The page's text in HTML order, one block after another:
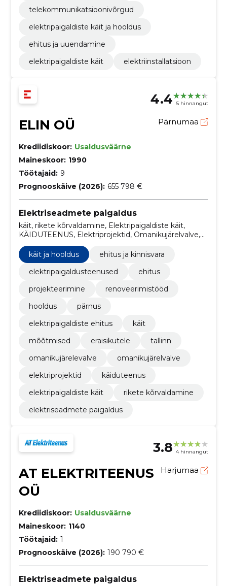
telekommunikatsioonivõrgud
elektripaigaldiste käit ja hooldus
ehitus ja uuendamine
elektripaigaldiste käit
elektriinstallatsioon
4.4 5 hinnangut
ELIN OÜ Pärnumaa
Krediidiskoor: Usaldusväärne
Maineskoor: 1990
Töötajaid: 9
Prognooskäive (2026): 655 798 €
Elektriseadmete paigaldus
käit, rikete kõrvaldamine, Elektripaigaldiste käit,
KÄIDUTEENUS, Elektriprojektid, Omanikujärelvalve,
Omanikujärelevalve, tallinn, eraisikutele, mõõtmised
käit ja hooldus
ehitus ja kinnisvara
elektripaigaldusteenused
ehitus
projekteerimine
renoveerimistööd
hooldus
pärnus
elektripaigaldiste ehitus
käit
mõõtmised
eraisikutele
tallinn
omanikujärelevalve
omanikujärelvalve
elektriprojektid
käiduteenus
elektripaigaldiste käit
rikete kõrvaldamine
elektriseadmete paigaldus
3.8 4 hinnangut
AT ELEKTRITEENUS
OÜ
Harjumaa
Krediidiskoor: Usaldusväärne
Maineskoor: 1140
Töötajaid: 1
Prognooskäive (2026): 190 790 €
Elektriseadmete paigaldus